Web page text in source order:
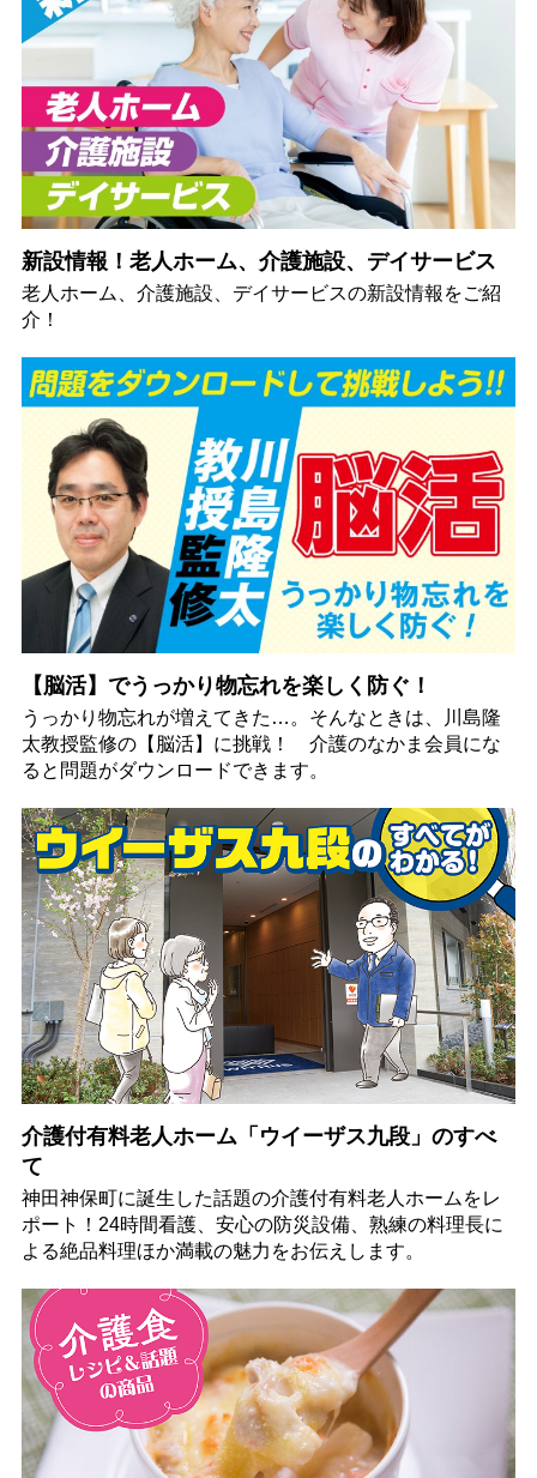
新設情報！老人ホーム、介護施設、デイサービス
老人ホーム、介護施設、デイサービスの新設情報をご紹
介！
【脳活】でうっかり物忘れを楽しく防ぐ！
うっかり物忘れが増えてきた…。そんなときは、川島隆
太教授監修の【脳活】に挑戦！ 介護のなかま会員にな
ると問題がダウンロードできます。
介護付有料老人ホーム「ウイーザス九段」のすべ
て
神田神保町に誕生した話題の介護付有料老人ホームをレ
ポート！24時間看護、安心の防災設備、熟練の料理長に
よる絶品料理ほか満載の魅力をお伝えします。